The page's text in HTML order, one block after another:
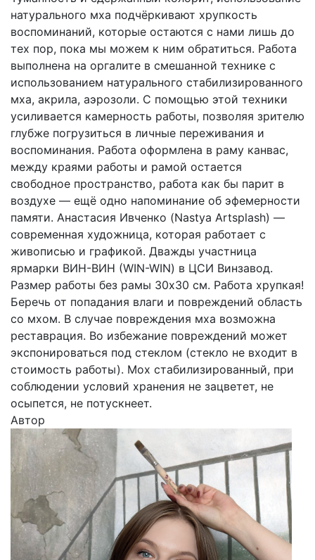
натурального мха подчёркивают хрупкость
воспоминаний, которые остаются с нами лишь до
тех пор, пока мы можем к ним обратиться. Работа
выполнена на оргалите в смешанной технике с
использованием натурального стабилизированного
мха, акрила, аэрозоли. С помощью этой техники
усиливается камерность работы, позволяя зрителю
глубже погрузиться в личные переживания и
воспоминания. Работа оформлена в раму канвас,
между краями работы и рамой остается
свободное пространство, работа как бы парит в
воздухе — ещё одно напоминание об эфемерности
памяти. Анастасия Ивченко (Nastya Artsplash) —
современная художница, которая работает с
живописью и графикой. Дважды участница
ярмарки ВИН-ВИН (WIN-WIN) в ЦСИ Винзавод.
Размер работы без рамы 30х30 см. Работа хрупкая!
Беречь от попадания влаги и повреждений область
со мхом. В случае повреждения мха возможна
реставрация. Во избежание повреждений может
экспонироваться под стеклом (стекло не входит в
стоимость работы). Мох стабилизированный, при
соблюдении условий хранения не зацветет, не
осыпется, не потускнеет.
Автор